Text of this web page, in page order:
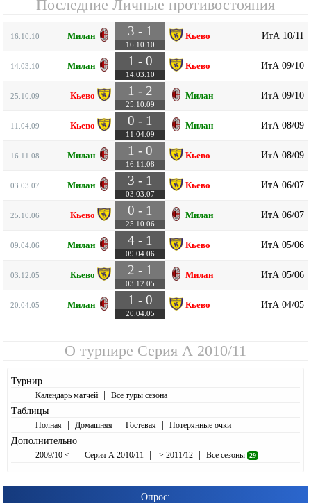
Последние Личные противостояния
16.10.10 Милан 3 - 1
16.10.10
Кьево ИтА 10/11
14.03.10 Милан 1 - 0
14.03.10
Кьево ИтА 09/10
25.10.09 Кьево 1 - 2
25.10.09
Милан ИтА 09/10
11.04.09 Кьево 0 - 1
11.04.09
Милан ИтА 08/09
16.11.08 Милан 1 - 0
16.11.08
Кьево ИтА 08/09
03.03.07 Милан 3 - 1
03.03.07
Кьево ИтА 06/07
25.10.06 Кьево 0 - 1
25.10.06
Милан ИтА 06/07
09.04.06 Милан 4 - 1
09.04.06
Кьево ИтА 05/06
03.12.05 Кьево 2 - 1
03.12.05
Милан ИтА 05/06
20.04.05 Милан 1 - 0
20.04.05
Кьево ИтА 04/05
О турнире Серия А 2010/11
Турнир
Календарь матчей | Все туры сезона
Таблицы
Полная | Домашняя | Гостевая | Потерянные очки
Дополнительно
2009/10 < | Серия А 2010/11 | > 2011/12 | Все сезоны 29
Опрос: